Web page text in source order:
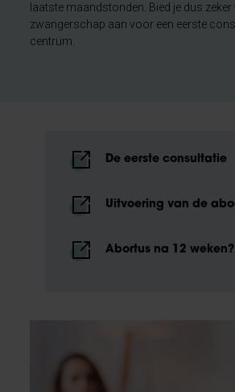
laatste maandstonden. Bied je dus
zwangerschap aan voor een eerste
centrum.
De eerste consultatie
Uitvoering van de
Abortus na 12 weken?